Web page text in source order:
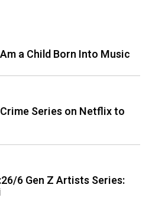
a Child Born Into Music
Series on Netflix to
6 Gen Z Artists Series: